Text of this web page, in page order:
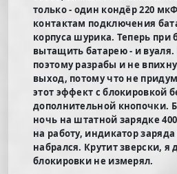
только - один кондёр 220
контактам подключения
корпуса шурика. Теперь
вытащить батарею - и
поэтому разрабы и не
выход, потому что не
этот эффект с блокировкой
дополнительной кнопочки.
ночь на штатной зарядке
на работу, индикатор
набрался. Крутит зверски, я
блокировки не измерял.